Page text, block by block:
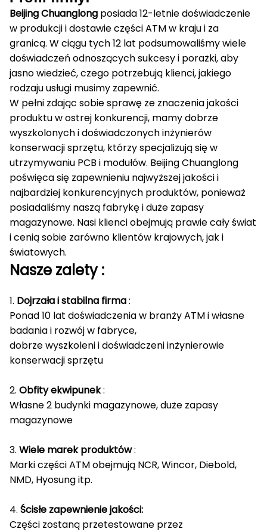
Beijing Chuanglong posiada 12-letnie doświadczenie
w produkcji i dostawie części ATM w kraju i za
granicą. W ciągu tych 12 lat podsumowaliśmy wiele
doświadczeń odnoszących sukcesy i porażki, aby
jasno wiedzieć, czego potrzebują klienci, jakiego
rodzaju usługi musimy zapewnić.
W pełni zdając sobie sprawę ze znaczenia jakości
produktu w ostrej konkurencji, mamy dobrze
wyszkolonych i doświadczonych inżynierów
konserwacji sprzętu, którzy specjalizują się w
utrzymywaniu PCB i modułów. Beijing Chuanglong
poświęca się zapewnieniu najwyższej jakości i
najbardziej konkurencyjnych produktów, ponieważ
posiadaliśmy naszą fabrykę i duże zapasy
magazynowe. Nasi klienci obejmują prawie cały świat
i cenią sobie zarówno klientów krajowych, jak i
światowych.
Nasze zalety :
1. Dojrzała i stabilna firma:
Ponad 10 lat doświadczenia w branży ATM i własne
badania i rozwój w fabryce,
dobrze wyszkoleni i doświadczeni inżynierowie
konserwacji sprzętu
2. Obfity ekwipunek:
Własne 2 budynki magazynowe, duże zapasy
magazynowe
3. Wiele marek produktów:
Marki części ATM obejmują NCR, Wincor, Diebold,
NMD, Hyosung itp.
4. Ścisłe zapewnienie jakości:
Części zostaną przetestowane przez